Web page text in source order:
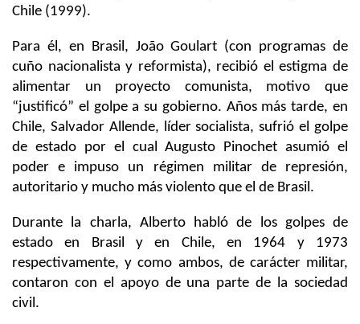
Chile (1999).
Para él, en Brasil, João Goulart (con programas de
cuño nacionalista y reformista), recibió el estigma de
alimentar un proyecto comunista, motivo que
“justificó” el golpe a su gobierno. Años más tarde, en
Chile, Salvador Allende, líder socialista, sufrió el golpe
de estado por el cual Augusto Pinochet asumió el
poder e impuso un régimen militar de represión,
autoritario y mucho más violento que el de Brasil.
Durante la charla, Alberto habló de los golpes de
estado en Brasil y en Chile, en 1964 y 1973
respectivamente, y como ambos, de carácter militar,
contaron con el apoyo de una parte de la sociedad
civil.